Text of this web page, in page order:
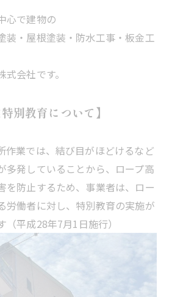
心で建物の
装・屋根塗装・防水工事・板金工
会社です。
別教育について】
作業では、結び目がほどけるなど
多発していることから、ロープ高
を防止するため、事業者は、ロー
労働者に対し、特別教育の実施が
平成28年7月1日施行）